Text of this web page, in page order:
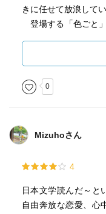
きに任せて放浪して
登場する「色ごと
い。3人目の女性と
両親との交際が平穏
人公を魅了している。
心理描写は（たと
「なるほど、そうい
ように感じた。淡い
のだと察せられた。
この時代の作品と
に満ちたストーリー
0
Mizuhoさん
4
日本文学読んだ～と
自由奔放な恋愛、心